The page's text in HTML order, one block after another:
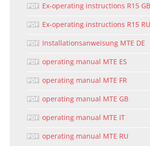
Ex-operating instructions R15 GB
Ex-operating instructions R15 RU
Installationsanweisung MTE DE
operating manual MTE ES
operating manual MTE FR
operating manual MTE GB
operating manual MTE IT
operating manual MTE RU